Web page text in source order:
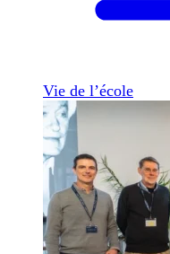
Vie de l’école